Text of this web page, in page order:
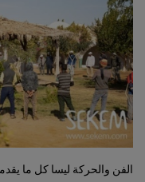
الفن والحركة ليسا كل ما